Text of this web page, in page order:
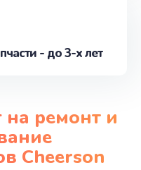
- до 3-х лет
на ремонт и
Cheerson